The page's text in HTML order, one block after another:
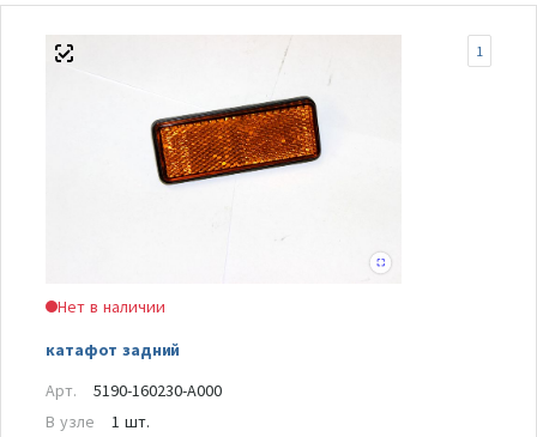
Нет в наличии
катафот задний
1
Арт.
5190-160230-A000
В узле
1 шт.